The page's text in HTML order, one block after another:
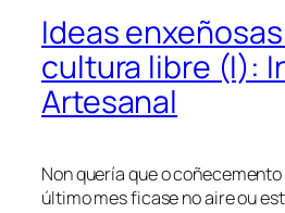
Ideas
cultura libre (I):
Artesanal
Non quería que o
último mes ficase no aire ou